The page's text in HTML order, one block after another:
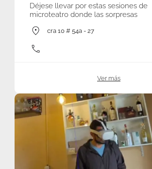
Déjese llevar por estas sesiones de
microteatro donde las sorpresas
cra 10 # 54a - 27
Ver más